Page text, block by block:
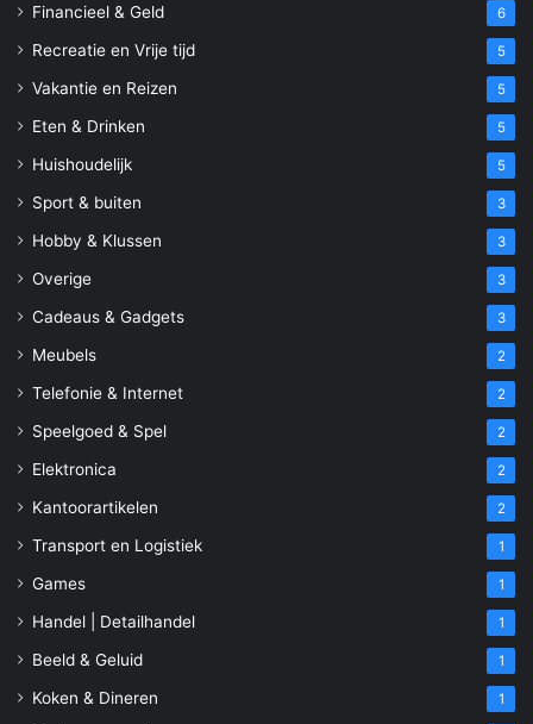
Financieel & Geld 6
Recreatie en Vrije tijd 5
Vakantie en Reizen 5
Eten & Drinken 5
Huishoudelijk 5
Sport & buiten 3
Hobby & Klussen 3
Overige 3
Cadeaus & Gadgets 3
Meubels 2
Telefonie & Internet 2
Speelgoed & Spel 2
Elektronica 2
Kantoorartikelen 2
Transport en Logistiek 1
Games 1
Handel | Detailhandel 1
Beeld & Geluid 1
Koken & Dineren 1